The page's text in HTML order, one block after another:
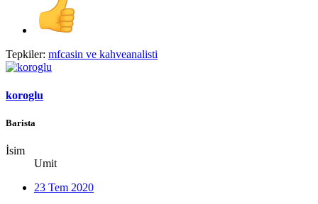
Tepkiler: mfcasin ve kahveanalisti
koroglu
Barista
İsim
Umit
23 Tem 2020